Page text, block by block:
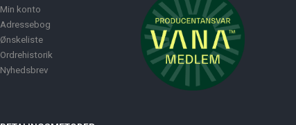
Min konto
Adressebog
Ønskeliste
Ordrehistorik
Nyhedsbrev